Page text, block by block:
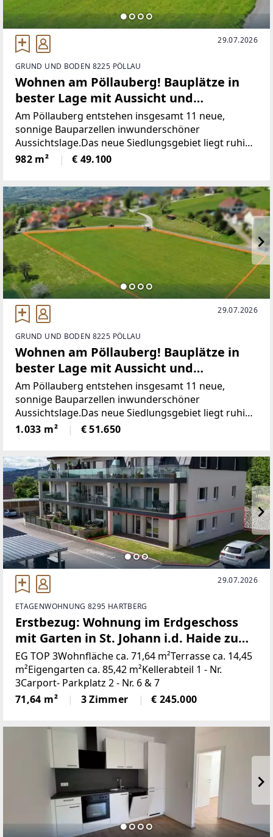
29.07.2026
GRUND UND BODEN 8225 PÖLLAU
Wohnen am Pöllauberg! Bauplätze in
bester Lage mit Aussicht und
Lebensqualität!
Am Pöllauberg entstehen insgesamt 11 neue,
sonnige Bauparzellen inwunderschöner
Aussichtslage.Das neue Siedlungsgebiet liegt ruhig
am Rande des Ortes, mit einerBushaltestelle direkt
vor der Haustür und nur wenigen
982 m² € 49.100
29.07.2026
GRUND UND BODEN 8225 PÖLLAU
Wohnen am Pöllauberg! Bauplätze in
bester Lage mit Aussicht und
Lebensqualität!
Am Pöllauberg entstehen insgesamt 11 neue,
sonnige Bauparzellen inwunderschöner
Aussichtslage.Das neue Siedlungsgebiet liegt ruhig
am Rande des Ortes, mit einerBushaltestelle direkt
vor der Haustür und nur wenigen
1.033 m² € 51.650
29.07.2026
ETAGENWOHNUNG 8295 HARTBERG
Erstbezug: Wohnung im Erdgeschoss
mit Garten in St. Johann i.d. Haide zu
verkaufen!
EG TOP 3Wohnfläche ca. 71,64 m²Terrasse ca. 14,45
m²Eigengarten ca. 85,42 m²Kellerabteil 1 - Nr.
3Carport- Parkplatz 2 - Nr. 6 & 7
71,64 m²
3 Zimmer € 245.000